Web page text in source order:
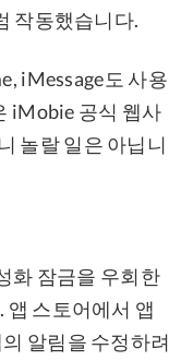
작동했습니다.
iMessage도 사용
iMobie 공식 웹사
놀랄 일은 아닙니
화 잠금을 우회한
앱 스토어에서 앱
알림을 수정하려